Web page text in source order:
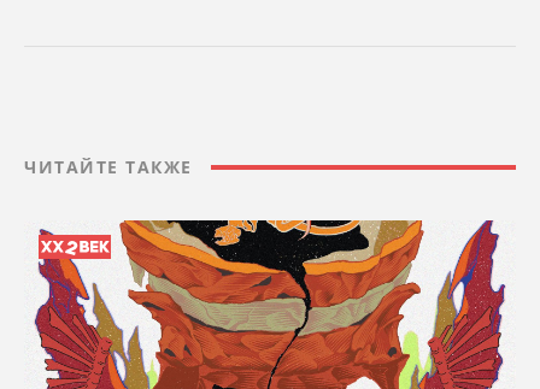
ЧИТАЙТЕ ТАКЖЕ